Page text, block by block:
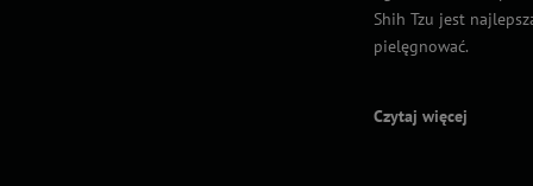
Shih Tzu jest
pielęgnować.
Czytaj więcej